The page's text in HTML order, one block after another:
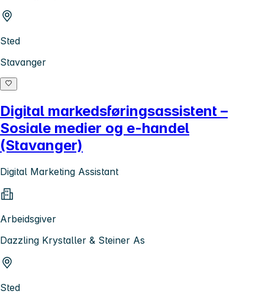
Sted
Stavanger
Digital markedsføringsassistent –
Sosiale medier og e-handel
(Stavanger)
Digital Marketing Assistant
Arbeidsgiver
Dazzling Krystaller & Steiner As
Sted